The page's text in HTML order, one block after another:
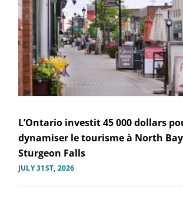
L’Ontario investit 45 000 dollars
dynamiser le tourisme à North
Sturgeon Falls
JULY 31ST, 2026